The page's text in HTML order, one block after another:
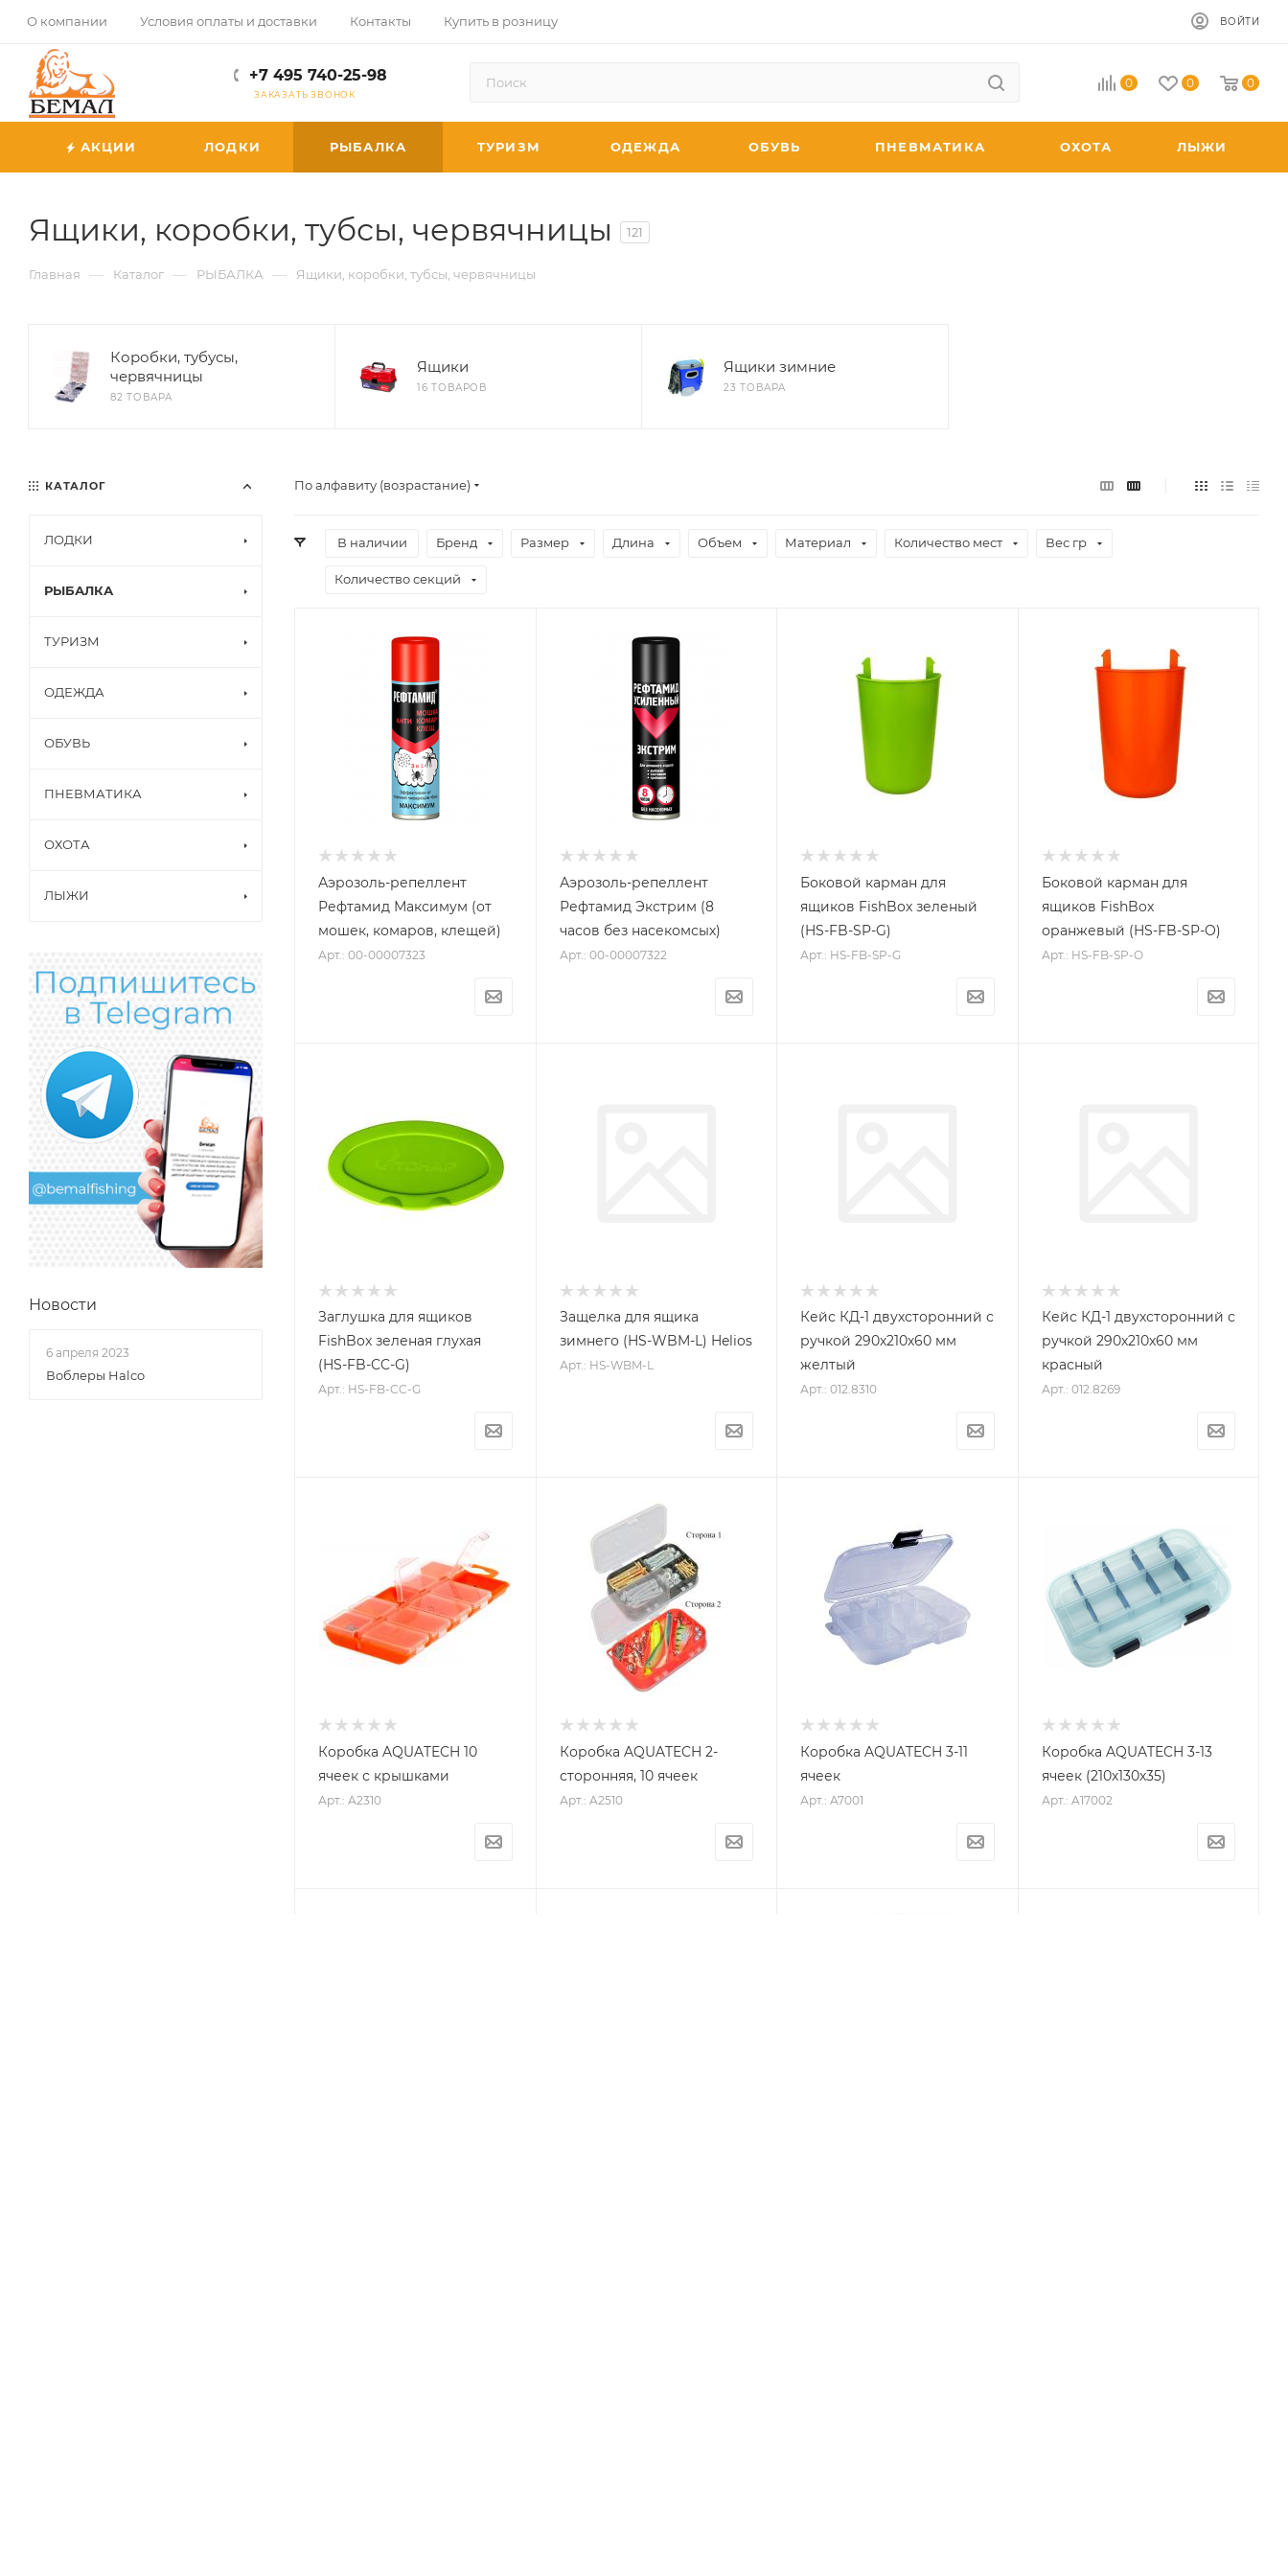
О компании Условия оплаты и доставки Контакты Купить в розницу ВОЙТИ
+7 495 740-25-98
ЗАКАЗАТЬ ЗВОНОК
0 0 0
АКЦИИ ЛОДКИ РЫБАЛКА ТУРИЗМ ОДЕЖДА ОБУВЬ ПНЕВМАТИКА ОХОТА ЛЫЖИ
Ящики, коробки, тубсы, червячницы 121
Главная — Каталог — РЫБАЛКА — Ящики, коробки, тубсы, червячницы
Коробки, тубусы,
червячницы
82 ТОВАРА
Ящики
16 ТОВАРОВ
Ящики зимние
23 ТОВАРА
По алфавиту (возрастание)
В наличии Бренд Размер Длина Объем Материал Количество мест Вес гр
Количество секций
Аэрозоль-репеллент
Рефтамид Максимум (от
мошек, комаров, клещей)
Арт.: 00-00007323
Аэрозоль-репеллент
Рефтамид Экстрим (8
часов без насекомсых)
Арт.: 00-00007322
Боковой карман для
ящиков FishBox зеленый
(HS-FB-SP-G)
Арт.: HS-FB-SP-G
Боковой карман для
ящиков FishBox
оранжевый (HS-FB-SP-O)
Арт.: HS-FB-SP-O
Заглушка для ящиков
FishBox зеленая глухая
(HS-FB-CC-G)
Арт.: HS-FB-CC-G
Защелка для ящика
зимнего (HS-WBM-L) Helios
Арт.: HS-WBM-L
Кейс КД-1 двухсторонний с
ручкой 290х210х60 мм
желтый
Арт.: 012.8310
Кейс КД-1 двухсторонний с
ручкой 290х210х60 мм
красный
Арт.: 012.8269
Коробка AQUATECH 10
ячеек с крышками
Арт.: A2310
Коробка AQUATECH 2-
сторонняя, 10 ячеек
Арт.: A2510
Коробка AQUATECH 3-11
ячеек
Арт.: A7001
Коробка AQUATECH 3-13
ячеек (210х130х35)
Арт.: A17002
КАТАЛОГ
ЛОДКИ
РЫБАЛКА
ТУРИЗМ
ОДЕЖДА
ОБУВЬ
ПНЕВМАТИКА
ОХОТА
ЛЫЖИ
Новости
6 апреля 2023
Воблеры Halco